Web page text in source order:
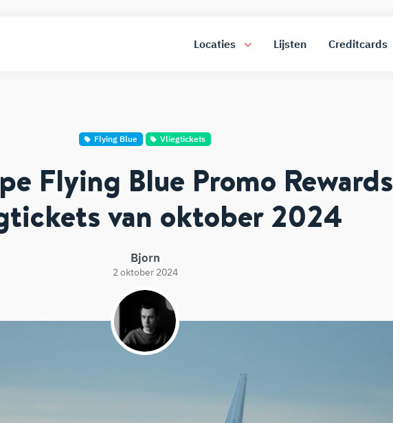
Locaties Lijsten Creditcards
Flying Blue Vliegtickets
Flying Blue Promo Rewards
van oktober 2024
Bjorn
2 oktober 2024